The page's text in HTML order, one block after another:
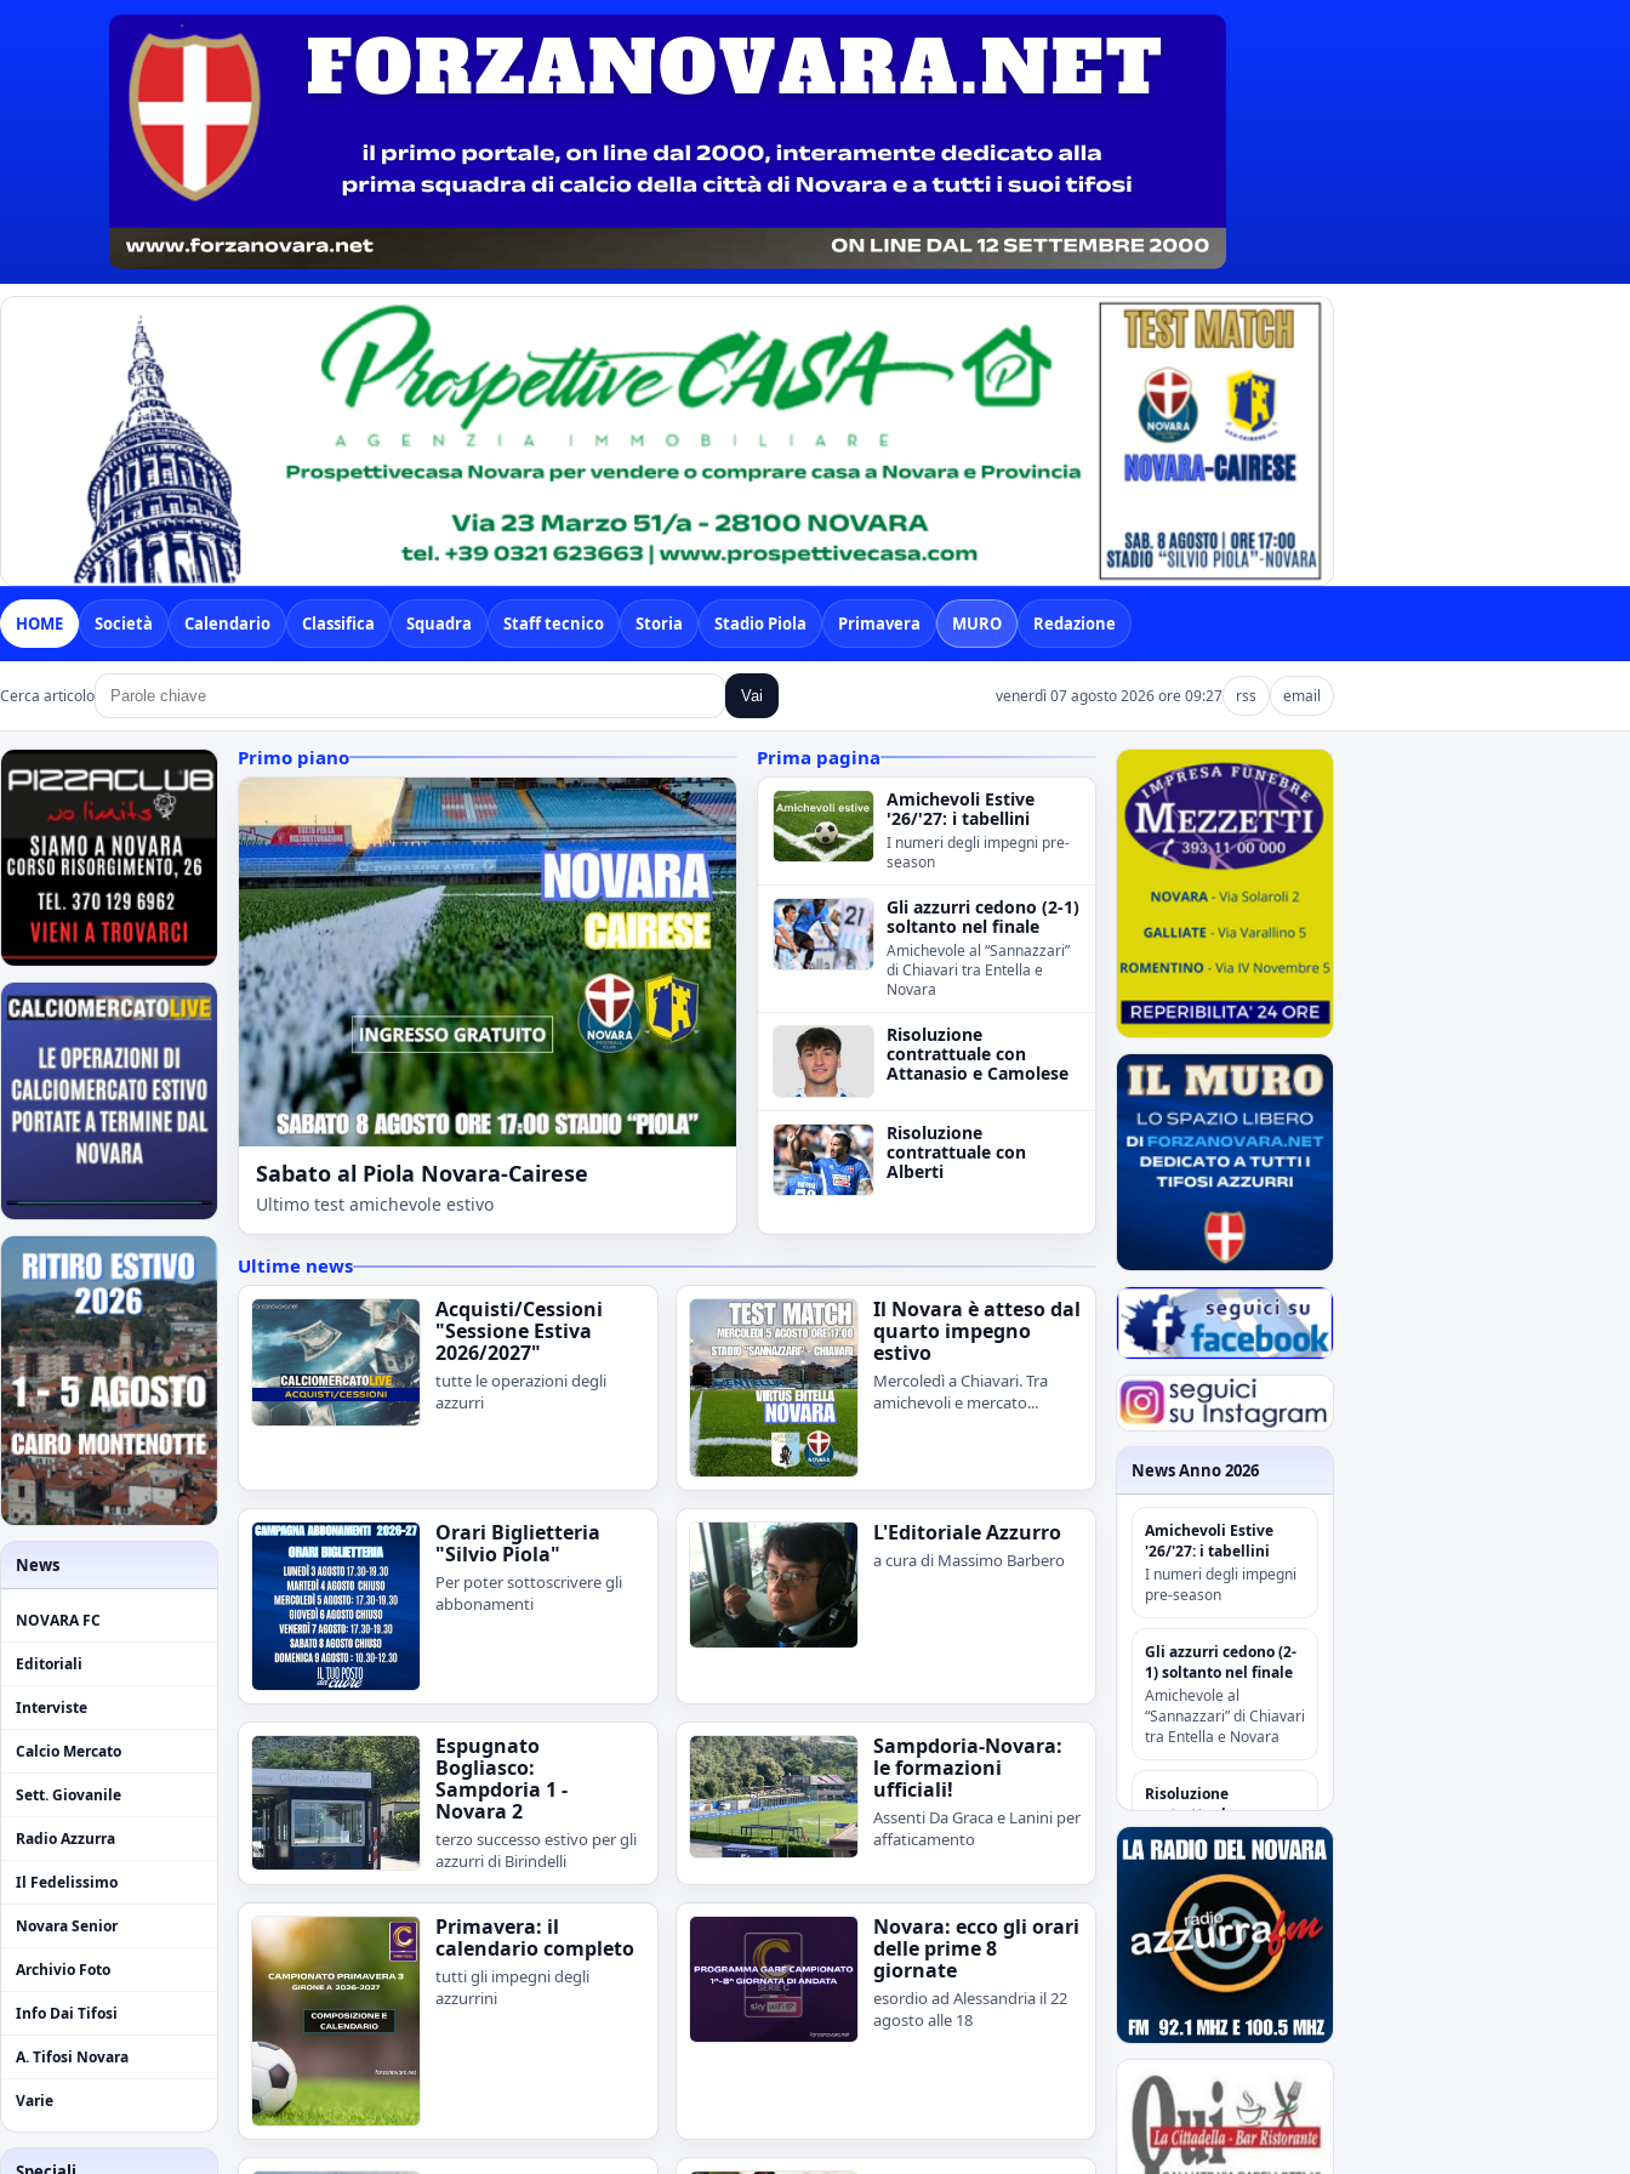
HOME Società Calendario Classifica Squadra Staff tecnico Storia Stadio Piola Primavera MURO Redazione
Cerca articolo Vai venerdì 07 agosto 2026 ore 09:27 rss email
News
NOVARA FC
Editoriali
Interviste
Calcio Mercato
Sett. Giovanile
Radio Azzurra
Il Fedelissimo
Novara Senior
Archivio Foto
Info Dai Tifosi
A. Tifosi Novara
Varie
Primo piano
Sabato al Piola Novara-Cairese
Ultimo test amichevole estivo
Prima pagina
Amichevoli Estive
'26/'27: i tabellini
I numeri degli impegni pre-
season
Gli azzurri cedono (2-1)
soltanto nel finale
Amichevole al “Sannazzari”
di Chiavari tra Entella e
Novara
Risoluzione
contrattuale con
Attanasio e Camolese
Risoluzione
contrattuale con
Alberti
Ultime news
Acquisti/Cessioni
"Sessione Estiva
2026/2027"
tutte le operazioni degli
azzurri
Il Novara è atteso dal
quarto impegno
estivo
Mercoledì a Chiavari. Tra
amichevoli e mercato...
Orari Biglietteria
"Silvio Piola"
Per poter sottoscrivere gli
abbonamenti
L'Editoriale Azzurro
a cura di Massimo Barbero
Espugnato
Bogliasco:
Sampdoria 1 -
Novara 2
terzo successo estivo per gli
azzurri di Birindelli
Sampdoria-Novara:
le formazioni
ufficiali!
Assenti Da Graca e Lanini per
affaticamento
Primavera: il
calendario completo
tutti gli impegni degli
azzurrini
Novara: ecco gli orari
delle prime 8
giornate
esordio ad Alessandria il 22
agosto alle 18
News Anno 2026
Amichevoli Estive
'26/'27: i tabellini
I numeri degli impegni
pre-season
Gli azzurri cedono (2-
1) soltanto nel finale
Amichevole al
“Sannazzari” di Chiavari
tra Entella e Novara
Risoluzione
contrattuale con
Attanasio e Camolese
Risoluzione
contrattuale con
Alberti
Acquisti/Cessioni
"Sessione Estiva
2026/2027"
tutte le operazioni degli
azzurri
Il Novara è atteso dal
quarto impegno